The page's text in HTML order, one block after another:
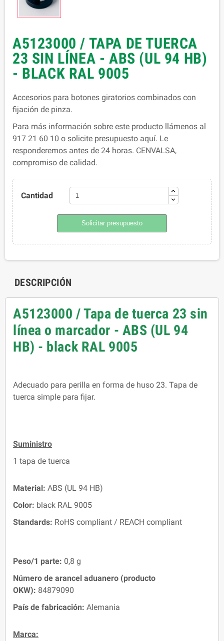
A5123000 / TAPA DE TUERCA
23 SIN LÍNEA - ABS (UL 94 HB)
- BLACK RAL 9005
Accesorios para botones giratorios combinados con
fijación de pinza.
Para más información sobre este producto llámenos al
917 21 60 10 o solicite presupuesto aquí. Le
responderemos antes de 24 horas. CENVALSA,
compromiso de calidad.
Cantidad
Solicitar presupuesto
DESCRIPCIÓN
A5123000 / Tapa de tuerca 23 sin
línea o marcador - ABS (UL 94
HB) - black RAL 9005
Adecuado para perilla en forma de huso 23. Tapa de
tuerca simple para fijar.
Suministro
1 tapa de tuerca
Material: ABS (UL 94 HB)
Color: black RAL 9005
Standards: RoHS compliant / REACH compliant
Peso/1 parte: 0,8 g
Número de arancel aduanero (producto
OKW): 84879090
País de fabricación: Alemania
Marca: